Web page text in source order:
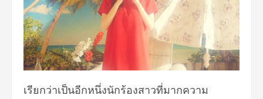
เรียกว่าเป็นอีกหนึ่งนักร้องสาวที่มากความ